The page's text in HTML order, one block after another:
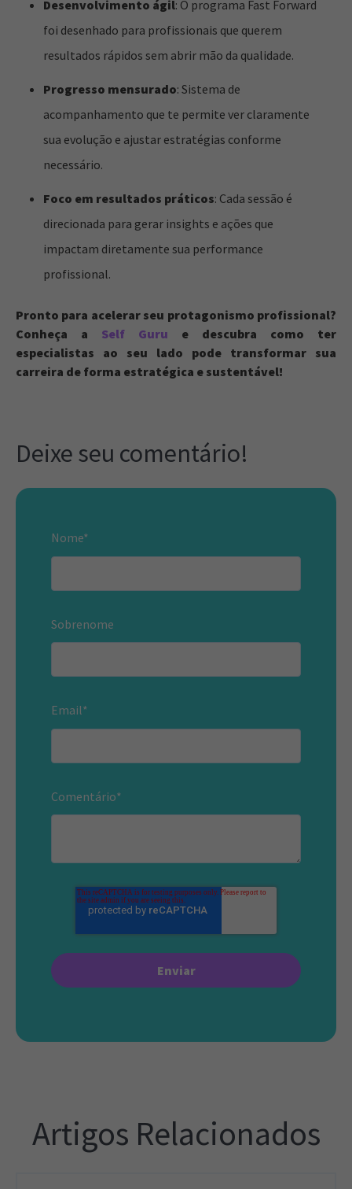
Desenvolvimento ágil: O programa Fast Forward
foi desenhado para profissionais que querem
resultados rápidos sem abrir mão da qualidade.
Progresso mensurado: Sistema de
acompanhamento que te permite ver claramente
sua evolução e ajustar estratégias conforme
necessário.
Foco em resultados práticos: Cada sessão é
direcionada para gerar insights e ações que
impactam diretamente sua performance
profissional.
Pronto para acelerar seu protagonismo profissional?
Conheça a Self Guru e descubra como ter
especialistas ao seu lado pode transformar sua
carreira de forma estratégica e sustentável!
Deixe seu comentário!
Nome*
Sobrenome
Email*
Comentário*
Artigos Relacionados